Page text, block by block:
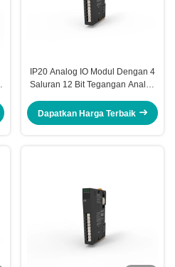
IP20 Analog IO Modul Dengan 4
Saluran 12 Bit Tegangan Analog
Dapatkan Harga Terbaik